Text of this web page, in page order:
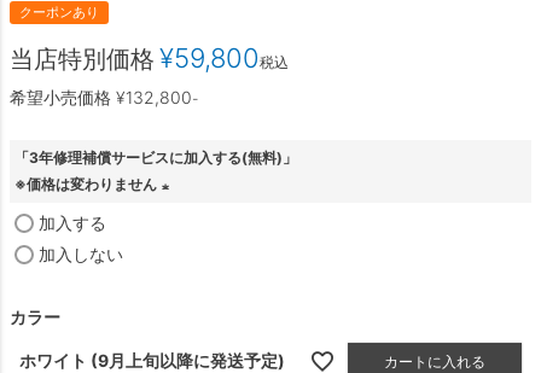
クーポンあり
希望小売価格 ¥132,800-
当店特別価格 ¥59,800税込
「3年修理補償サービスに加入する(無料)」
※価格は変わりません
加入する
加入しない
カラー
ホワイト (9月上旬以降に発送予定) カートに入れる